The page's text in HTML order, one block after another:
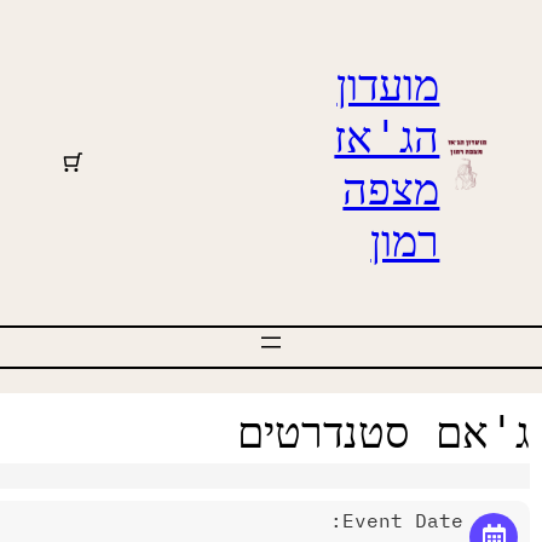
מועדון
הג'אז
מצפה
רמון
סטנדרטים
Event Date: